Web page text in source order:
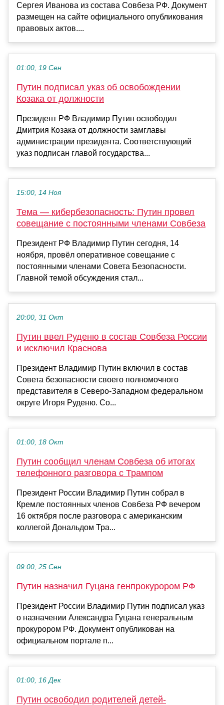
Сергея Иванова из состава Совбеза РФ. Документ
размещен на сайте официального опубликования
правовых актов....
01:00, 19 Сен
Путин подписал указ об освобождении
Козака от должности
Президент РФ Владимир Путин освободил
Дмитрия Козака от должности замглавы
администрации президента. Соответствующий
указ подписан главой государства...
15:00, 14 Ноя
Тема — кибербезопасность: Путин провел
совещание с постоянными членами Совбеза
Президент РФ Владимир Путин сегодня, 14
ноября, провёл оперативное совещание с
постоянными членами Совета Безопасности.
Главной темой обсуждения стал...
20:00, 31 Окт
Путин ввел Руденю в состав Совбеза России
и исключил Краснова
Президент Владимир Путин включил в состав
Совета безопасности своего полномочного
представителя в Северо-Западном федеральном
округе Игоря Руденю. Со...
01:00, 18 Окт
Путин сообщил членам Совбеза об итогах
телефонного разговора с Трампом
Президент России Владимир Путин собрал в
Кремле постоянных членов Совбеза РФ вечером
16 октября после разговора с американским
коллегой Дональдом Тра...
09:00, 25 Сен
Путин назначил Гуцана генпрокурором РФ
Президент России Владимир Путин подписал указ
о назначении Александра Гуцана генеральным
прокурором РФ. Документ опубликован на
официальном портале п...
01:00, 16 Дек
Путин освободил родителей детей-